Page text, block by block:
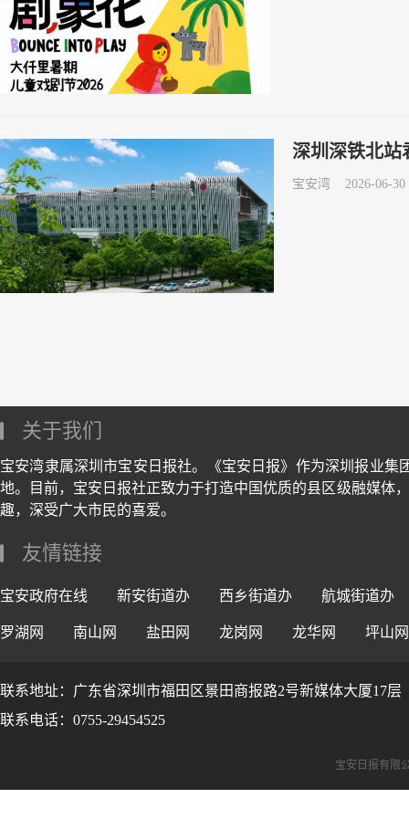
深圳深铁北站
宝安湾 2026-06-30
关于我们
宝安湾隶属深圳市宝安日报社。《宝安日报》作为深圳报业
地。目前，宝安日报社正致力于打造中国优质的县区级融媒体
趣，深受广大市民的喜爱。
友情链接
宝安政府在线 新安街道办 西乡街道办 航城街道办
罗湖网 南山网 盐田网 龙岗网 龙华网 坪山网
联系地址：广东省深圳市福田区景田商报路2号新媒体大厦17层
联系电话：0755-29454525
宝安日报有限